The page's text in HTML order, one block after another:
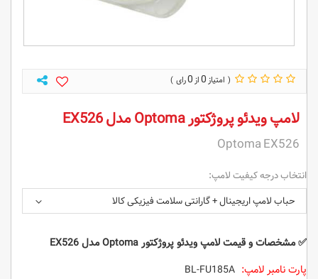
0
0
لامپ ویدئو پروژکتور Optoma مدل EX526
Optoma EX526
انتخاب درجه کیفیت لامپ:
حباب لامپ اریجینال + گارانتی سلامت فیزیکی کالا
✅مشخصات و قیمت لامپ ویدئو پروژکتور Optoma مدل EX526
پارت نامبر لامپ: